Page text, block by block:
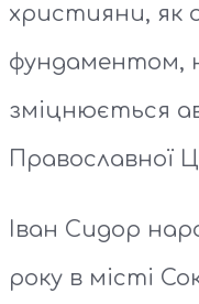
християни, як
фундаментом,
зміцнюється
Православної
Іван Сидор
року в місті